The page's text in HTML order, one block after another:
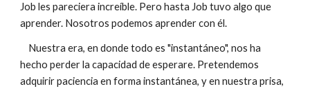
Job les pareciera increíble. Pero hasta Job tuvo algo que
aprender. Nosotros podemos aprender con él.
Nuestra era, en donde todo es "instantáneo", nos ha
hecho perder la capacidad de esperare. Pretendemos
adquirir paciencia en forma instantánea, y en nuestra prisa,